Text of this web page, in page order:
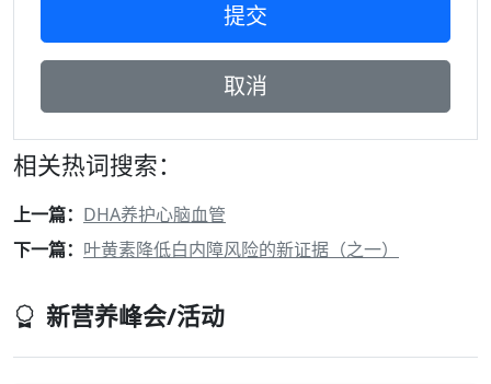
相关热词搜索：
上一篇： DHA养护心脑血管
下一篇： 叶黄素降低白内障风险的新证据（之一）
新营养峰会/活动